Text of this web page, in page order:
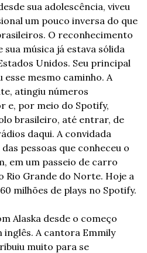
sua adolescência, viveu
um pouco inversa do que
O reconhecimento
sua música já estava sólida
Unidos. Seu principal
esse mesmo caminho. A
atingiu números
e, por meio do Spotify,
brasileiro, até entrar, de
daqui. A convidada
pessoas que conheceu o
em um passeio de carro
Rio Grande do Norte. Hoje a
milhões de plays no Spotify.
Alaska desde o começo
inglês. A cantora Emmily
muito para se